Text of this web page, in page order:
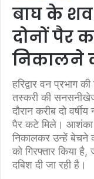
बाघ के शव
दोनों पैर
निकालने
हरिद्वार वन प्रभाग
तस्करी की
दौरान करीब दो
पैर कटे मिले। आशंका
निकालकर उन्हें बेचने
को गिरफ्तार किया
दबिश दी जा रही है।